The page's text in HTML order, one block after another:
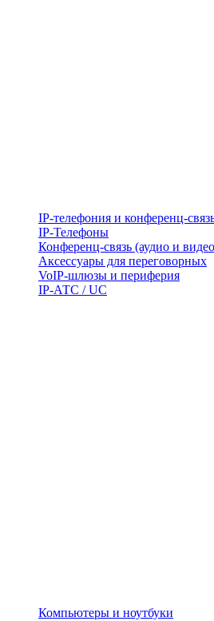
IP-телефония и конференц-
IP-Телефоны
Конференц-связь (аудио и
Аксессуары для переговорных
VoIP-шлюзы и периферия
IP-АТС / UC
Компьютеры и ноутбуки